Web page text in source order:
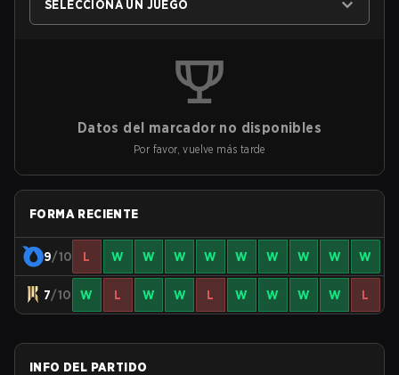
SELECCIONA UN JUEGO
Datos del marcador no disponibles
Por favor, vuelve más tarde
FORMA RECIENTE
9/10 L W W W W W W W W W
7/10 W L W W L W W W W L
INFO DEL PARTIDO